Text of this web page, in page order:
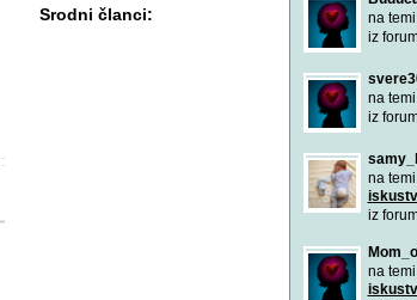
Srodni članci:
na temi
iz
na temi
iz
na temi
iz
na temi